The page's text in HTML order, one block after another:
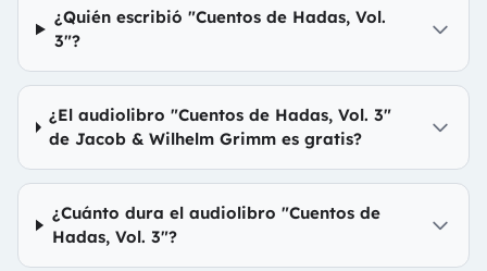
¿Quién escribió "Cuentos de Hadas, Vol.
3"?
¿El audiolibro "Cuentos de Hadas, Vol. 3"
de Jacob & Wilhelm Grimm es gratis?
¿Cuánto dura el audiolibro "Cuentos de
Hadas, Vol. 3"?